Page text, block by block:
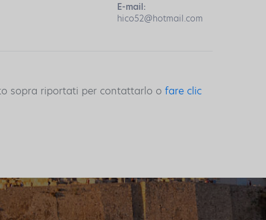
E-mail:
hico52@hotmail.com
sopra riportati per contattarlo o fare clic